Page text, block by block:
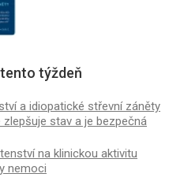
týždeň
a idiopatické střevní záněty
zlepšuje stav a je bezpečná
na klinickou aktivitu
nemoci